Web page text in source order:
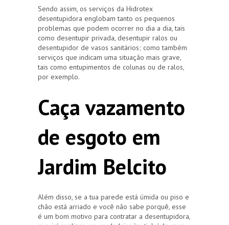
Sendo assim, os serviços da Hidrotex
desentupidora englobam tanto os pequenos
problemas que podem ocorrer no dia a dia, tais
como desentupir privada, desentupir ralos ou
desentupidor de vasos sanitários; como também
serviços que indicam uma situação mais grave,
tais como entupimentos de colunas ou de ralos,
por exemplo.
Caça vazamento
de esgoto em
Jardim Belcito
Além disso, se a tua parede está úmida ou piso e
chão está arriado e você não sabe porquê, esse
é um bom motivo para contratar a desentupidora,